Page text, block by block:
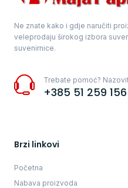
Ne znate kako i gdje naručiti
veleprodaju širokog izbora
suvenirnice.
Trebate pomoć?
+385 51 259 156
Brzi linkovi
Početna
Nabava proizvoda